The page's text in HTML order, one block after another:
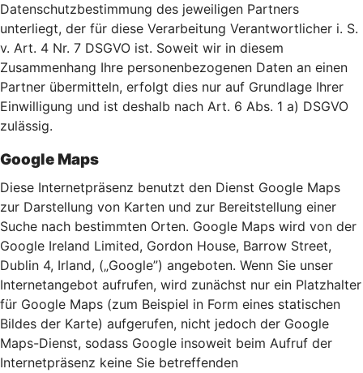
Datenschutzbestimmung des jeweiligen Partners
unterliegt, der für diese Verarbeitung Verantwortlicher i. S.
v. Art. 4 Nr. 7 DSGVO ist. Soweit wir in diesem
Zusammenhang Ihre personenbezogenen Daten an einen
Partner übermitteln, erfolgt dies nur auf Grundlage Ihrer
Einwilligung und ist deshalb nach Art. 6 Abs. 1 a) DSGVO
zulässig.
Google Maps
Diese Internetpräsenz benutzt den Dienst Google Maps
zur Darstellung von Karten und zur Bereitstellung einer
Suche nach bestimmten Orten. Google Maps wird von der
Google Ireland Limited, Gordon House, Barrow Street,
Dublin 4, Irland, („Google”) angeboten. Wenn Sie unser
Internetangebot aufrufen, wird zunächst nur ein Platzhalter
für Google Maps (zum Beispiel in Form eines statischen
Bildes der Karte) aufgerufen, nicht jedoch der Google
Maps-Dienst, sodass Google insoweit beim Aufruf der
Internetpräsenz keine Sie betreffenden